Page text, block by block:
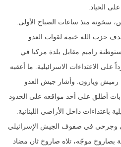
الحياد.
سخونة منذ ساعات الصباح الأولى.
حزب الله خيمة لقوات العدو
راميم مقابل بلدة مركبا في
على الاعتداءات الاسرائيلية. ما أعقبه
ويارون. وأشار جيش العدو
أطلق على أحد مواقعه على الحدود
باعتداءات داخل الأراضي اللبنانية.
وجرحى في صفوف الجيش الإسرائيلي
بصاروخ موجّه، تلاه صاروخ ثان مضاد